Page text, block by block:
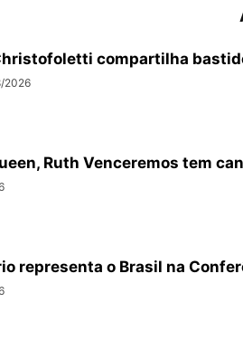
compartilha
2026
Ruth Venceremos tem
representa o Brasil na